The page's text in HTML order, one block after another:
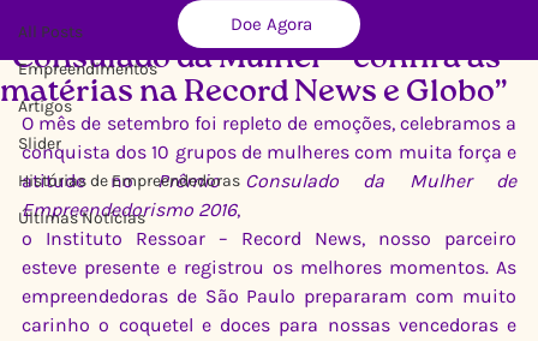
Doe Agora
All Posts
Empreendimentos
Artigos
Slider
Histórias de Empreendedoras
Últimas Notícias
“Consulado da Mulher – confira as
matérias na Record News e Globo”
Ricardo Xavier 21 de nov. de 2016 1 min de leitura
O mês de setembro foi repleto de emoções, celebramos a
conquista dos 10 grupos de mulheres com muita força e
atitude no Prêmio Consulado da Mulher de
Empreendedorismo 2016,
o Instituto Ressoar – Record News, nosso parceiro
esteve presente e registrou os melhores momentos. As
empreendedoras de São Paulo prepararam com muito
carinho o coquetel e doces para nossas vencedoras e